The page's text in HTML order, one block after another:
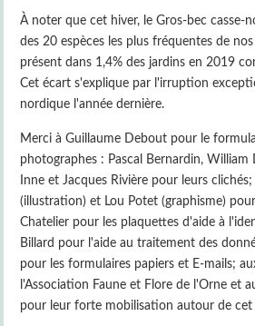
À noter que cet hiver, le Gros-bec casse-
des 20 espèces les plus fréquentes de
présent dans 1,4% des jardins en 2019
Cet écart s'explique par l'irruption
nordique l'année dernière.
Merci à Guillaume Debout pour le
photographes : Pascal Bernardin,
Inne et Jacques Rivière pour leurs
(illustration) et Lou Potet (graphisme)
Chatelier pour les plaquettes d'aide à
Billard pour l'aide au traitement des
pour les formulaires papiers et E-mails;
l'Association Faune et Flore de l'Orne et
pour leur forte mobilisation autour de cet